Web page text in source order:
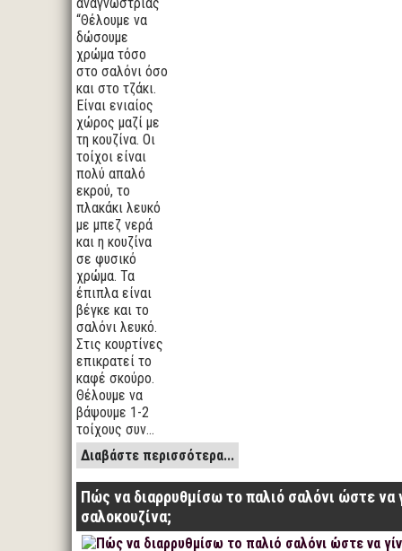
“Θέλουμε να
δώσουμε
χρώμα τόσο
στο σαλόνι όσο
και στο τζάκι.
Είναι ενιαίος
χώρος μαζί με
τη κουζίνα. Οι
τοίχοι είναι
πολύ απαλό
εκρού, το
πλακάκι λευκό
με μπεζ νερά
και η κουζίνα
σε φυσικό
χρώμα. Τα
έπιπλα είναι
βέγκε και το
σαλόνι λευκό.
Στις κουρτίνες
επικρατεί το
καφέ σκούρο.
Θέλουμε να
βάψουμε 1-2
τοίχους συν…
Διαβάστε περισσότερα...
Πώς να διαρρυθμίσω το παλιό σαλόνι ώστε να
σαλοκουζίνα;